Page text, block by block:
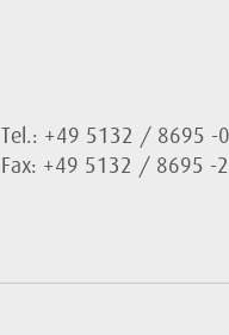
Tel.: +49 5132 / 8695 -0
Fax: +49 5132 / 8695 -